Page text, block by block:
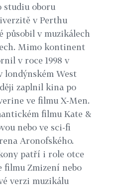
studiu oboru
v Perthu
působil v muzikálech
Mimo kontinent
v roce 1998 v
londýnském West
zaplnil kina po
ve filmu X-Men.
filmu Kate &
nebo ve sci-fi
Aronofského.
patří i role otce
filmu Zmizení nebo
verzi muzikálu